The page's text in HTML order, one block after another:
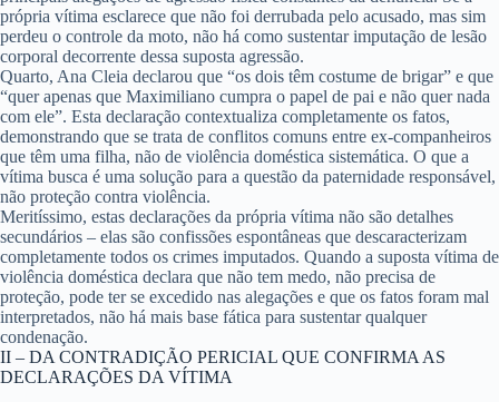
própria vítima esclarece que não foi derrubada pelo acusado, mas sim
perdeu o controle da moto, não há como sustentar imputação de lesão
corporal decorrente dessa suposta agressão.
Quarto, Ana Cleia declarou que “os dois têm costume de brigar” e que
“quer apenas que Maximiliano cumpra o papel de pai e não quer nada
com ele”. Esta declaração contextualiza completamente os fatos,
demonstrando que se trata de conflitos comuns entre ex-companheiros
que têm uma filha, não de violência doméstica sistemática. O que a
vítima busca é uma solução para a questão da paternidade responsável,
não proteção contra violência.
Meritíssimo, estas declarações da própria vítima não são detalhes
secundários – elas são confissões espontâneas que descaracterizam
completamente todos os crimes imputados. Quando a suposta vítima de
violência doméstica declara que não tem medo, não precisa de
proteção, pode ter se excedido nas alegações e que os fatos foram mal
interpretados, não há mais base fática para sustentar qualquer
condenação.
II – DA CONTRADIÇÃO PERICIAL QUE CONFIRMA AS
DECLARAÇÕES DA VÍTIMA